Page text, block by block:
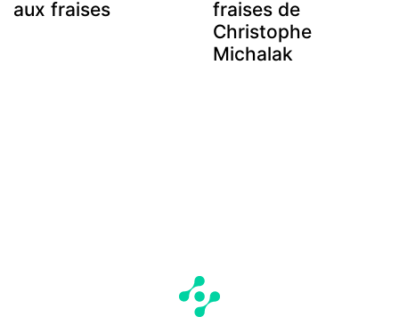
aux fraises
fraises de
Christophe
Michalak